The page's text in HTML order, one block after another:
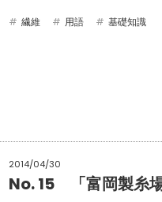
繊維 用語 基礎知識
2014/04/30
No. 15 「富岡製糸